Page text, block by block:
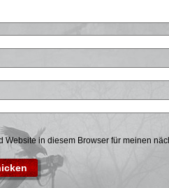
Website in diesem Browser für meinen